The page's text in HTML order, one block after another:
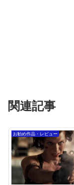
関連記事
お勧め作品・レビュー